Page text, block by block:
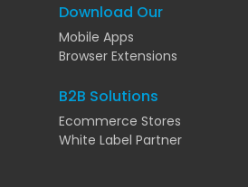
Download Our
Mobile Apps
Browser Extensions
B2B Solutions
Ecommerce Stores
White Label Partner